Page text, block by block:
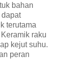
bahan
terutama
raku
kejut suhu.
peran